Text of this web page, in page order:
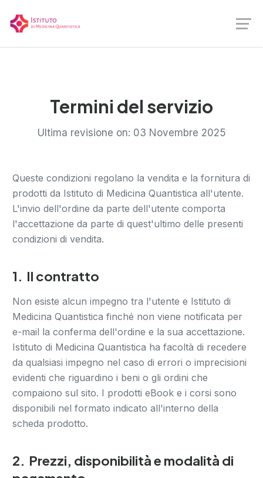
Termini del servizio
Ultima revisione on: 03 Novembre 2025
Queste condizioni regolano la vendita e la fornitura di
prodotti da Istituto di Medicina Quantistica all'utente.
L'invio dell'ordine da parte dell'utente comporta
l'accettazione da parte di quest'ultimo delle presenti
condizioni di vendita.
1. Il contratto
Non esiste alcun impegno tra l'utente e Istituto di
Medicina Quantistica finché non viene notificata per
e-mail la conferma dell'ordine e la sua accettazione.
Istituto di Medicina Quantistica ha facoltà di recedere
da qualsiasi impegno nel caso di errori o imprecisioni
evidenti che riguardino i beni o gli ordini che
compaiono sul sito. I prodotti eBook e i corsi sono
disponibili nel formato indicato all'interno della
scheda prodotto.
2. Prezzi, disponibilità e modalità di